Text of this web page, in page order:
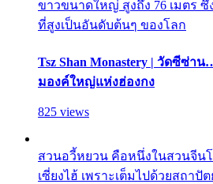
ขาวขนาดใหญ่ สูงถึง 76 เมตร
ที่สูงเป็นอันดับต้นๆ ของโลก
Tsz Shan Monastery | วัดซีซ่า
มองค์ใหญ่แห่งฮ่องกง
825 views
สวนอวี้หยวน คือหนึ่งในสวนจีน
เซี่ยงไฮ้ เพราะเต็มไปด้วยสถา